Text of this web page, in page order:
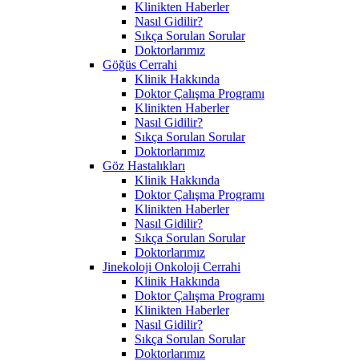
Klinikten Haberler
Nasıl Gidilir?
Sıkça Sorulan Sorular
Doktorlarımız
Göğüs Cerrahi
Klinik Hakkında
Doktor Çalışma Programı
Klinikten Haberler
Nasıl Gidilir?
Sıkça Sorulan Sorular
Doktorlarımız
Göz Hastalıkları
Klinik Hakkında
Doktor Çalışma Programı
Klinikten Haberler
Nasıl Gidilir?
Sıkça Sorulan Sorular
Doktorlarımız
Jinekoloji Onkoloji Cerrahi
Klinik Hakkında
Doktor Çalışma Programı
Klinikten Haberler
Nasıl Gidilir?
Sıkça Sorulan Sorular
Doktorlarımız